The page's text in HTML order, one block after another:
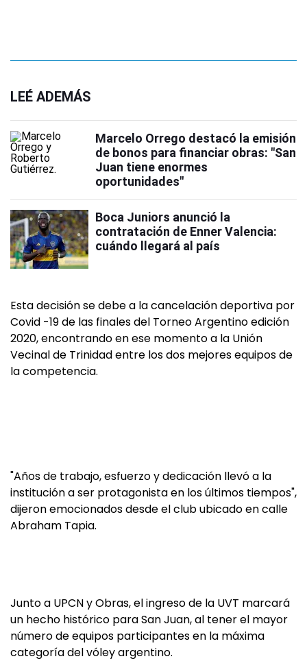
LEÉ ADEMÁS
Marcelo Orrego destacó la emisión
de bonos para financiar obras: "San
Juan tiene enormes
oportunidades"
Boca Juniors anunció la
contratación de Enner Valencia:
cuándo llegará al país
Esta decisión se debe a la cancelación deportiva por
Covid -19 de las finales del Torneo Argentino edición
2020, encontrando en ese momento a la Unión
Vecinal de Trinidad entre los dos mejores equipos de
la competencia.
"Años de trabajo, esfuerzo y dedicación llevó a la
institución a ser protagonista en los últimos tiempos",
dijeron emocionados desde el club ubicado en calle
Abraham Tapia.
Junto a UPCN y Obras, el ingreso de la UVT marcará
un hecho histórico para San Juan, al tener el mayor
número de equipos participantes en la máxima
categoría del vóley argentino.